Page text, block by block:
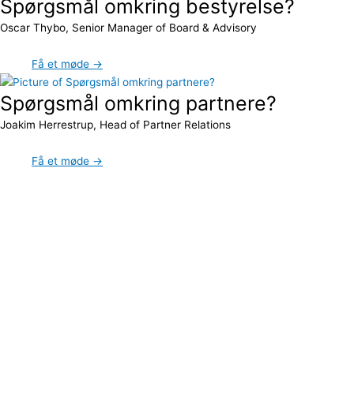
Spørgsmål omkring bestyrelse?
Oscar Thybo, Senior Manager of Board & Advisory
Få et møde →
Spørgsmål omkring partnere?
Joakim Herrestrup, Head of Partner Relations
Få et møde →